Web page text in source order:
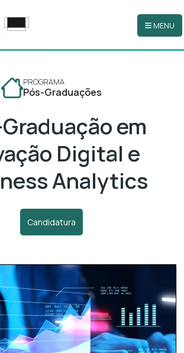
principal MENU
PROGRAMA
Pós-Graduações
em
Digital e
Analytics
Candidatura